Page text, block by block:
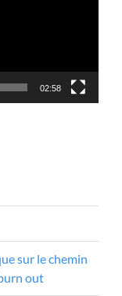
02:58
sur le chemin
out